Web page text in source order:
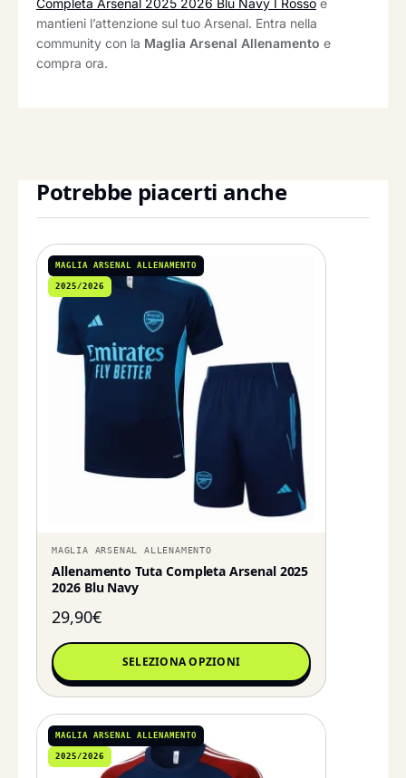
Completa Arsenal 2025 2026 Blu Navy I Rosso e
mantieni l’attenzione sul tuo Arsenal. Entra nella
community con la Maglia Arsenal Allenamento e
compra ora.
Potrebbe piacerti anche
MAGLIA ARSENAL ALLENAMENTO
2025/2026
MAGLIA ARSENAL ALLENAMENTO
Allenamento Tuta Completa Arsenal 2025
2026 Blu Navy
29,90€
SELEZIONA OPZIONI
MAGLIA ARSENAL ALLENAMENTO
2025/2026